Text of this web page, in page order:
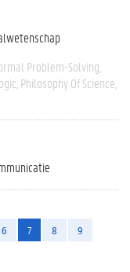
Problem-Solving
Philosophy Of Science
6 7 8
9